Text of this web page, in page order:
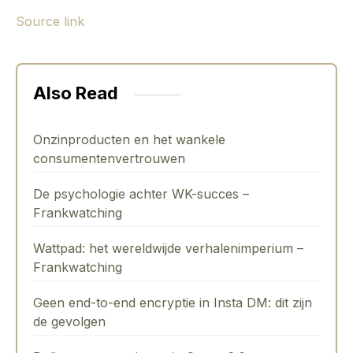
Source link
Also Read
Onzinproducten en het wankele
consumentenvertrouwen
De psychologie achter WK-succes –
Frankwatching
Wattpad: het wereldwijde verhalenimperium –
Frankwatching
Geen end-to-end encryptie in Insta DM: dit zijn
de gevolgen